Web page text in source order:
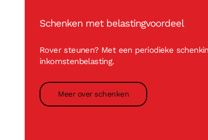
Schenken met belastingvoordeel
Rover steunen? Met een periodieke
inkomstenbelasting.
Meer over schenken